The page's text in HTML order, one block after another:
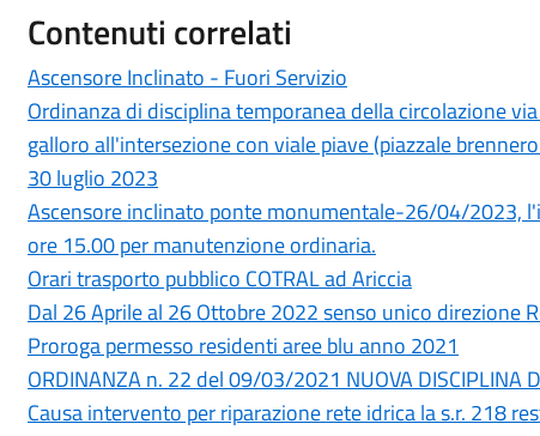
Contenuti correlati
Ascensore Inclinato - Fuori Servizio
Ordinanza di disciplina temporanea della circolazione
galloro all'intersezione con viale piave (piazzale
30 luglio 2023
Ascensore inclinato ponte monumentale-26/04/2023,
ore 15.00 per manutenzione ordinaria.
Orari trasporto pubblico COTRAL ad Ariccia
Dal 26 Aprile al 26 Ottobre 2022 senso unico direzione
Proroga permesso residenti aree blu anno 2021
ORDINANZA n. 22 del 09/03/2021 NUOVA DISCIPLINA
Causa intervento per riparazione rete idrica la s.r. 218